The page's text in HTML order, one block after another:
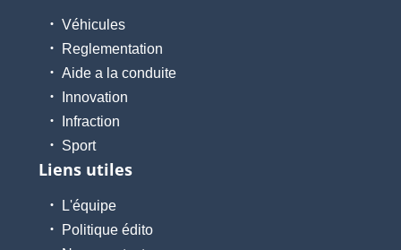
Véhicules
Reglementation
Aide a la conduite
Innovation
Infraction
Sport
Liens utiles
L'équipe
Politique édito